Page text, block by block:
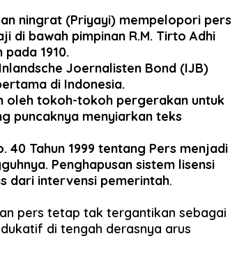
ningrat (Priyayi) mempelopori pers
di bawah pimpinan R.M. Tirto Adhi
1910.
Joernalisten Bond (IJB)
di Indonesia.
oleh tokoh-tokoh pergerakan untuk
puncaknya menyiarkan teks
40 Tahun 1999 tentang Pers menjadi
Penghapusan sistem lisensi
dari intervensi pemerintah.
pers tetap tak tergantikan sebagai
di tengah derasnya arus